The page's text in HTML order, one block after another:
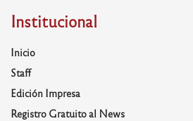
Institucional
Inicio
Staff
Edición Impresa
Registro Gratuito al News